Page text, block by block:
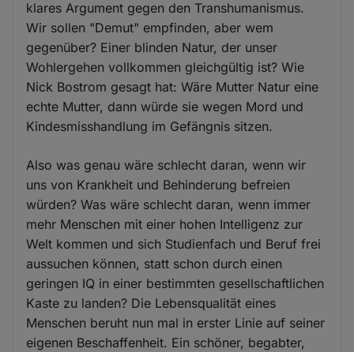
klares Argument gegen den Transhumanismus.
Wir sollen "Demut" empfinden, aber wem
gegenüber? Einer blinden Natur, der unser
Wohlergehen vollkommen gleichgültig ist? Wie
Nick Bostrom gesagt hat: Wäre Mutter Natur eine
echte Mutter, dann würde sie wegen Mord und
Kindesmisshandlung im Gefängnis sitzen.
Also was genau wäre schlecht daran, wenn wir
uns von Krankheit und Behinderung befreien
würden? Was wäre schlecht daran, wenn immer
mehr Menschen mit einer hohen Intelligenz zur
Welt kommen und sich Studienfach und Beruf frei
aussuchen können, statt schon durch einen
geringen IQ in einer bestimmten gesellschaftlichen
Kaste zu landen? Die Lebensqualität eines
Menschen beruht nun mal in erster Linie auf seiner
eigenen Beschaffenheit. Ein schöner, begabter,